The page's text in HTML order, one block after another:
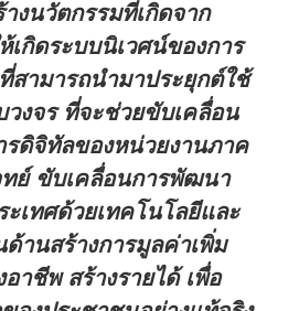
งนวัตกรรมที่เกิดจาก
กิดระบบนิเวศน์ของการ
สามารถนำมาประยุกต์ใช้
วงจร ที่จะช่วยขับเคลื่อน
ดิจิทัลของหน่วยงานภาค
ย์ ขับเคลื่อนการพัฒนา
ะเทศด้วยเทคโนโลยีและ
านสร้างการมูลค่าเพิ่ม
าชีพ สร้างรายได้ เพื่อ